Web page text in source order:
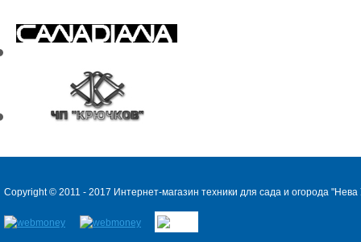
Copyright © 2011 - 2017 Интернет-магазин техники для сада и огорода "Нева